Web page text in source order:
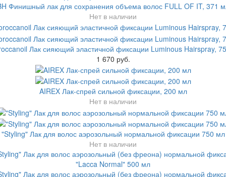
Финишный лак для сохранения объема волос FULL OF IT, 371
Нет в наличии
Лак сияющий эластичной фиксации Luminous Hairspray,
1 670 руб.
AIREX Лак-спрей сильной фиксации, 200 мл
Нет в наличии
"Styling" Лак для волос аэрозольный нормальной фиксации 750 мл
Нет в наличии